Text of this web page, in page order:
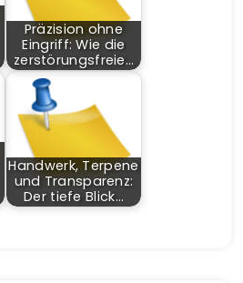
Präzision ohne
Eingriff: Wie die
zerstörungsfreie…
Handwerk, Terpene
und Transparenz:
Der tiefe Blick…